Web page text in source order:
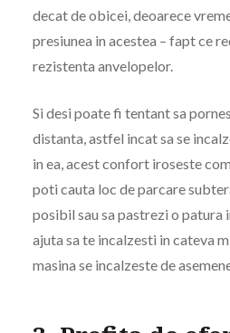
decat de obicei, deoarece
presiunea in acestea – fapt ce
rezistenta anvelopelor.
Si desi poate fi tentant sa
distanta, astfel incat sa se
in ea, acest confort iroseste
poti cauta loc de parcare
posibil sau sa pastrezi o patura
ajuta sa te incalzesti in cateva
masina se incalzeste de